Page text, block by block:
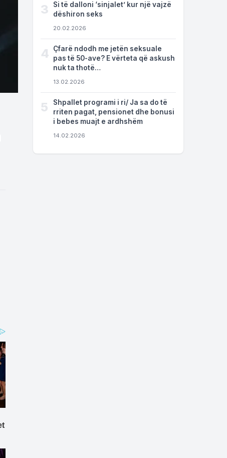
3
Si të dalloni ‘sinjalet’ kur një vajzë
dëshiron seks
20.02.2026
4
Çfarë ndodh me jetën seksuale
pas të 50-ave? E vërteta që askush
nuk ta thotë…
13.02.2026
5
Shpallet programi i ri/ Ja sa do të
rriten pagat, pensionet dhe bonusi
i bebes muajt e ardhshëm
14.02.2026